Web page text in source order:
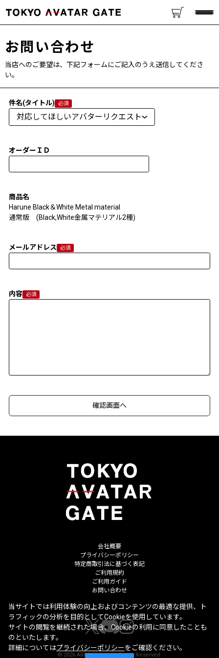
お問い合わせ
当店へのご要望は、下記フォームにご記入のうえ送信してくださ
い。
件名(タイトル)
オーダーＩＤ
商品名
Harune Black＆White Metal material
通常版 (Black,White金属マテリアル2種)
メールアドレス
内容
会社概要
プライバシーポリシー
特定商取引法に基づく表記
ご利用規約
ご利用ガイド
お問い合わせ
© 2026 ARROVA Inc. All Rights Reserved.
当サイトでは利用体験の向上およびコンテンツの最適な提供、ト
ラフィックの分析を目的としてCookieを使用しています。
サイトの閲覧を継続された場合、Cookieの利用に同意したことも
のといたします。
詳細についてはプライバシーポリシーをご確認ください。